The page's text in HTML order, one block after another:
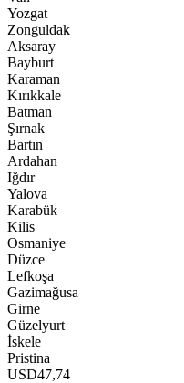
Yozgat
Zonguldak
Aksaray
Bayburt
Karaman
Kırıkkale
Batman
Şırnak
Bartın
Ardahan
Iğdır
Yalova
Karabük
Kilis
Osmaniye
Düzce
Lefkoşa
Gazimağusa
Girne
Güzelyurt
İskele
Pristina
USD47,74